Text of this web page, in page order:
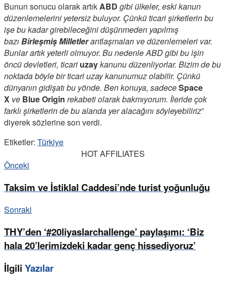
Bunun sonucu olarak artıkABD gibi ülkeler, eski kanun
düzenlemelerini yetersiz buluyor. Çünkü ticari şirketlerin bu
işe bu kadar girebileceğini düşünmeden yapılmış
bazıBirleşmiş Milletlerantlaşmaları ve düzenlemeleri var.
Bunlar artık yeterli olmuyor. Bu nedenle ABD gibi bu işin
öncü devletleri, ticari uzaykanunu düzenliyorlar. Bizim de bu
noktada böyle bir ticari uzay kanunumuz olabilir. Çünkü
dünyanın gidişatı bu yönde. Ben konuya, sadeceSpace
X ve Blue Origin rekabeti olarak bakmıyorum. İleride çok
farklı şirketlerin de bu alanda yer alacağını söyleyebiliriz”
diyerek sözlerine son verdi.
Etiketler: Türkiye
HOT AFFILIATES
Önceki
Taksim ve İstiklal Caddesi’nde turist yoğunluğu
Sonraki
THY’den ‘#20liyaslarchallenge’ paylaşımı: ‘Biz
hala 20’lerimizdeki kadar genç hissediyoruz’
İlgili Yazılar